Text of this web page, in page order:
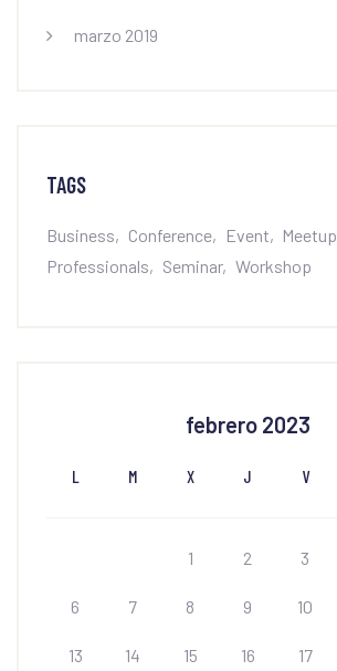
marzo 2019
TAGS
Business Conference Event Meetup
Professionals
Seminar Workshop
febrero 2023
L M X J V
1 2 3
6 7 8 9 10
13 14 15 16 17